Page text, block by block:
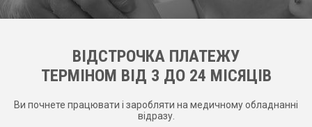
ВІДСТРОЧКА ПЛАТЕЖУ
ТЕРМІНОМ ВІД 3 ДО 24 МІСЯЦІВ
Ви почнете працювати і заробляти на медичному обладнанні
відразу.